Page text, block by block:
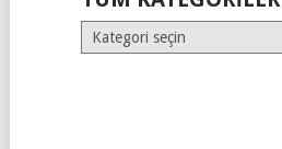
Tüm
Kategoriler